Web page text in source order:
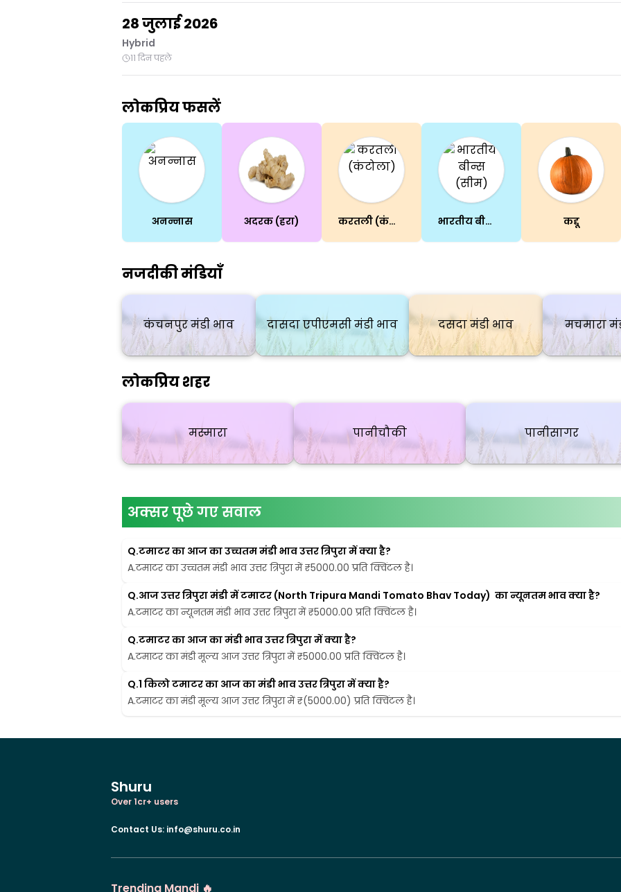
28 जुलाई 2026
Hybrid
11 दिन पहले
लोकप्रिय फसलें
अनन्नास अदरक (हरा) करतली (कंटोला) भारतीय बीन्स (सीम) कद्दू
नजदीकी मंडियाँ
कंचनपुर मंडी भाव दासदा एपीएमसी मंडी भाव दसदा मंडी भाव मचमारा
लोकप्रिय शहर
मस्मारा पानीचौकी पानीसागर
अक्सर पूछे गए सवाल
Q.टमाटर का आज का उच्चतम मंडी भाव उत्तर त्रिपुरा में क्या है?
A.टमाटर का उच्चतम मंडी भाव उत्तर त्रिपुरा में ₹5000.00 प्रति क्विंटल है।
Q.आज उत्तर त्रिपुरा मंडी में टमाटर (North Tripura Mandi Tomato Bhav Today)  का न्यूनतम भाव क्या है?
A.टमाटर का न्यूनतम मंडी भाव उत्तर त्रिपुरा में ₹5000.00 प्रति क्विंटल है।
Q.टमाटर का आज का मंडी भाव उत्तर त्रिपुरा में क्या है?
A.टमाटर का मंडी मूल्य आज उत्तर त्रिपुरा में ₹5000.00 प्रति क्विंटल है।
Q.1 किलो टमाटर का आज का मंडी भाव उत्तर त्रिपुरा में क्या है?
A.टमाटर का मंडी मूल्य आज उत्तर त्रिपुरा में ₹(5000.00) प्रति क्विंटल है।
Shuru
Over 1cr+ users
Contact Us: info@shuru.co.in
Trending Mandi 🔥